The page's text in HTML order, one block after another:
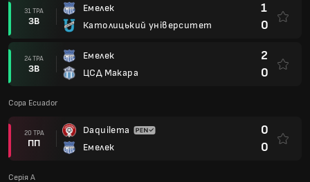
31 ТРА
ЗВ
Емелек
Католицький університет
1
0
24 ТРА
ЗВ
Емелек
ЦСД Макара
2
0
Copa Ecuador
20 ТРА
ПП
Daquilema
Емелек
0
0
Серія А